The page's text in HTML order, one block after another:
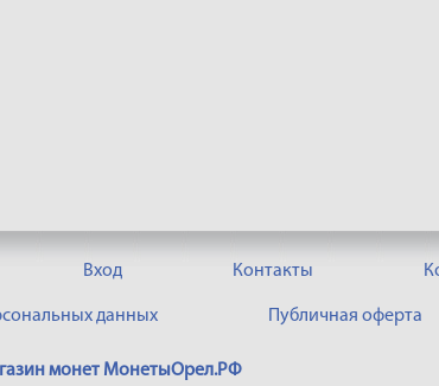
Вход Контакты
данных Публичная оферта
монет МонетыОрел.РФ